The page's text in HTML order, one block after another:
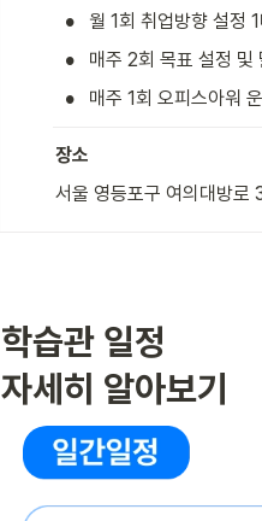
• 월 1회 취업방향 설정
• 매주 2회 목표 설정 및
• 매주 1회 오피스아워
장소
서울 영등포구 여의대방로
학습관 일정
자세히 알아보기